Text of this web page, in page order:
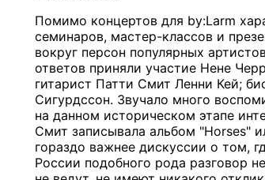
Помимо концертов для by:Larm
семинаров, мастер-классов и
вокруг персон популярных
ответов приняли участие Нене
гитарист Патти Смит Ленни Кей;
Сигурдссон. Звучало много
на данном историческом этапе
Смит записывала альбом
гораздо важнее дискуссии о том,
России подобного рода разговор